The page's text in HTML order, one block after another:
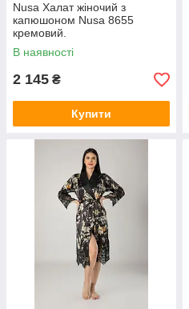
Nusa Халат жіночий з
капюшоном Nusa 8655
кремовий.
В наявності
2 145 ₴
Купити